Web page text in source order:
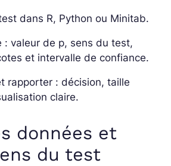
dans R, Python ou Minitab.
: valeur de p, sens du test,
et intervalle de confiance.
rapporter : décision, taille
claire.
données et
du test